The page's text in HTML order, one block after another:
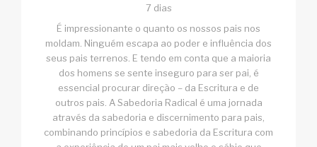
7 dias
É impressionante o quanto os nossos pais nos
moldam. Ninguém escapa ao poder e influência dos
seus pais terrenos. E tendo em conta que a maioria
dos homens se sente inseguro para ser pai, é
essencial procurar direção – da Escritura e de
outros pais. A Sabedoria Radical é uma jornada
através da sabedoria e discernimento para pais,
combinando princípios e sabedoria da Escritura com